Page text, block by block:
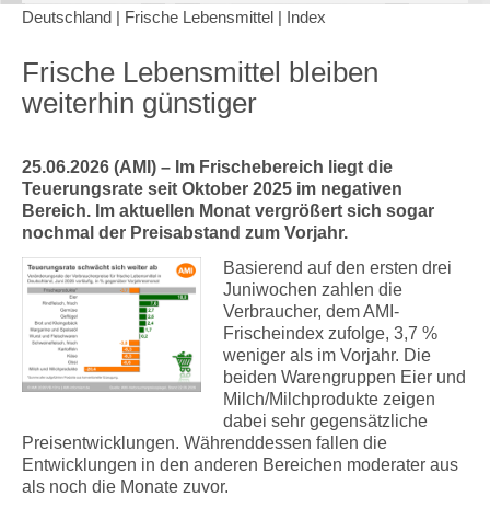
Deutschland | Frische Lebensmittel | Index
Frische Lebensmittel bleiben
weiterhin günstiger
25.06.2026 (AMI) – Im Frischebereich liegt die
Teuerungsrate seit Oktober 2025 im negativen
Bereich. Im aktuellen Monat vergrößert sich sogar
nochmal der Preisabstand zum Vorjahr.
Basierend auf den ersten drei
Juniwochen zahlen die
Verbraucher, dem AMI-
Frischeindex zufolge, 3,7 %
weniger als im Vorjahr. Die
beiden Warengruppen Eier und
Milch/Milchprodukte zeigen
dabei sehr gegensätzliche
Preisentwicklungen. Währenddessen fallen die
Entwicklungen in den anderen Bereichen moderater aus
als noch die Monate zuvor.